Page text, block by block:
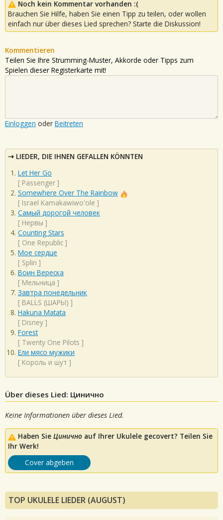
Noch kein Kommentar vorhanden :(
Brauchen Sie Hilfe, haben Sie einen Tipp zu teilen, oder wollen
einfach nur über dieses Lied sprechen? Starte die Diskussion!
Kommentieren
Teilen Sie Ihre Strumming-Muster, Akkorde oder Tipps zum
Spielen dieser Registerkarte mit!
Einloggen oder Beitreten
LIEDER, DIE IHNEN GEFALLEN KÖNNTEN
Let Her Go
[ Passenger ]
Somewhere Over The Rainbow
[ Israel Kamakawiwo'ole ]
Самый дорогой человек
[ Нервы ]
Counting Stars
[ One Republic ]
Мое сердце
[ Splin ]
Воин Вереска
[ Мельница ]
Завтра понедельник
[ BALLS (ШАРЫ) ]
Hakuna Matata
[ Disney ]
Forest
[ Twenty One Pilots ]
Ели мясо мужики
[ Kороль и шут ]
Über dieses Lied: Цинично
Keine Informationen über dieses Lied.
Haben Sie Цинично auf Ihrer Ukulele gecovert? Teilen Sie
Ihr Werk!
Cover abgeben
TOP UKULELE LIEDER (AUGUST)